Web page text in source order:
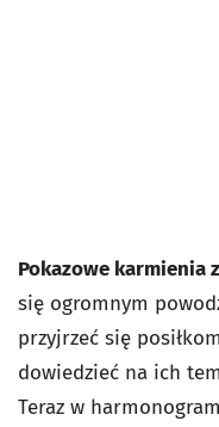
Pokazowe karmienia
się ogromnym
przyjrzeć się
dowiedzieć na ich
Teraz w